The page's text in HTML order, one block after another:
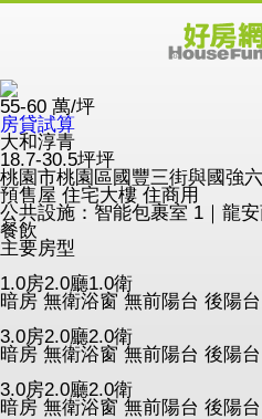
55-60 萬/坪
房貸試算
大和淳青
18.7-30.5坪坪
桃園市桃園區國豐三街與國強
預售屋 住宅大樓 住商用
公共設施：智能包裹室 1｜龍
餐飲
主要房型
1.0房2.0廳1.0衛
暗房 無衛浴窗 無前陽台 後陽台
3.0房2.0廳2.0衛
暗房 無衛浴窗 無前陽台 後陽台
3.0房2.0廳2.0衛
暗房 無衛浴窗 無前陽台 後陽台